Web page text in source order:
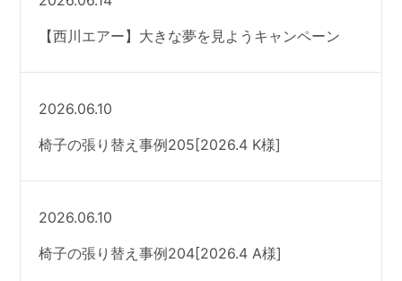
【西川エアー】大きな夢を見ようキャンペーン
2026.06.10
椅子の張り替え事例205[2026.4 K様]
2026.06.10
椅子の張り替え事例204[2026.4 A様]